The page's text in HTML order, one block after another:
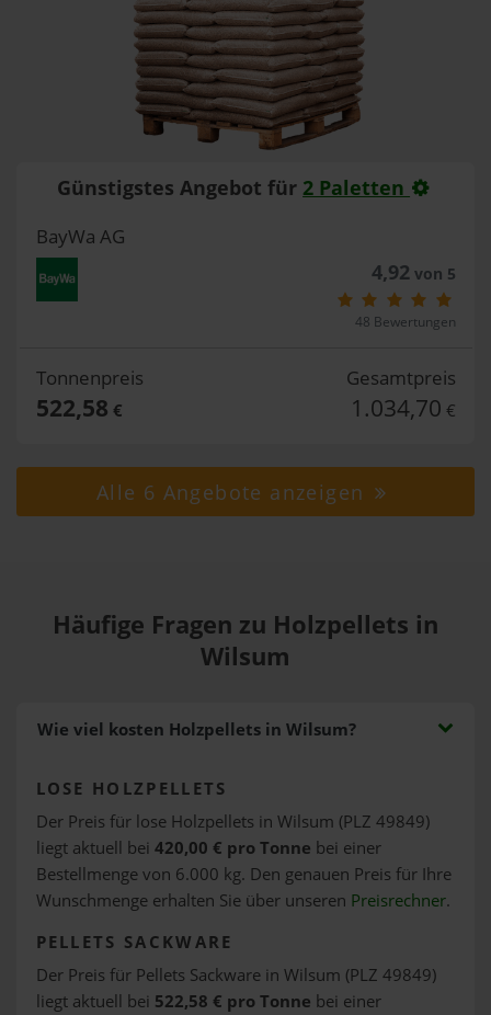
Günstigstes Angebot für 2 Paletten
BayWa AG
4,92von 5
48 Bewertungen
Tonnenpreis
522,58 €
Gesamtpreis
1.034,70 €
Alle 6 Angebote anzeigen
Häufige Fragen zu Holzpellets in
Wilsum
Wie viel kosten Holzpellets in Wilsum?
LOSE HOLZPELLETS
Der Preis für lose Holzpellets in Wilsum (PLZ 49849)
liegt aktuell bei 420,00 € pro Tonne bei einer
Bestellmenge von 6.000 kg. Den genauen Preis für Ihre
Wunschmenge erhalten Sie über unseren Preisrechner.
PELLETS SACKWARE
Der Preis für Pellets Sackware in Wilsum (PLZ 49849)
liegt aktuell bei 522,58 € pro Tonne bei einer